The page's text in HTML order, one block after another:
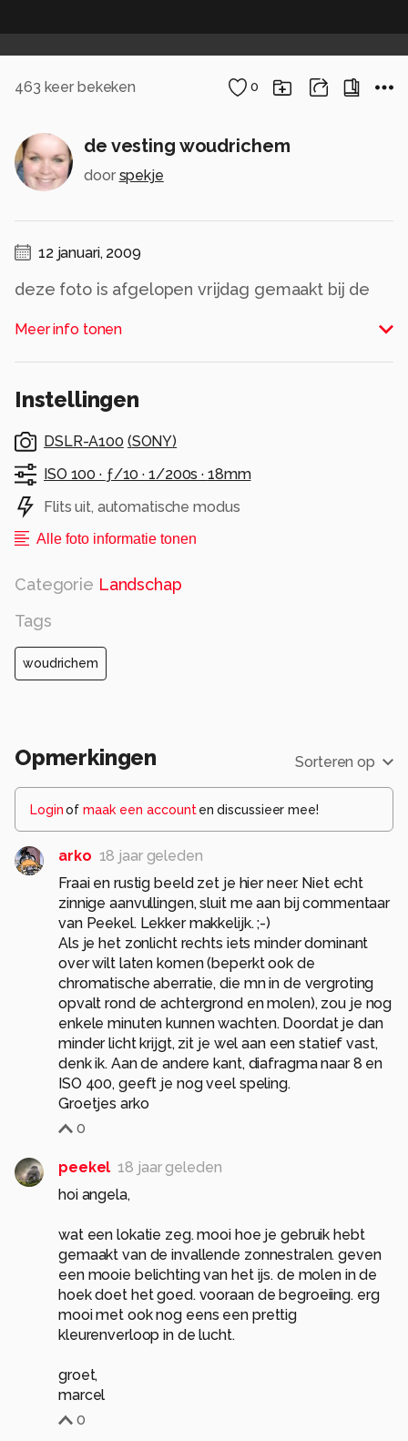
463 keer bekeken 0
de vesting woudrichem
door spekje
12 januari, 2009
deze foto is afgelopen vrijdag gemaakt bij de
Meer info tonen
Instellingen
DSLR-A100 (SONY)
ISO 100 · ƒ/10 · 1/200s · 18mm
Flits uit, automatische modus
Alle foto informatie tonen
Categorie Landschap
Tags
woudrichem
Opmerkingen Sorteren op
Loginof maak een account en discussieer mee!
arko 18 jaar geleden
Fraai en rustig beeld zet je hier neer. Niet echt
zinnige aanvullingen, sluit me aan bij commentaar
van Peekel. Lekker makkelijk. ;-)
Als je het zonlicht rechts iets minder dominant
over wilt laten komen (beperkt ook de
chromatische aberratie, die mn in de vergroting
opvalt rond de achtergrond en molen), zou je nog
enkele minuten kunnen wachten. Doordat je dan
minder licht krijgt, zit je wel aan een statief vast,
denk ik. Aan de andere kant, diafragma naar 8 en
ISO 400, geeft je nog veel speling.
Groetjes arko
0
peekel 18 jaar geleden
hoi angela,
wat een lokatie zeg. mooi hoe je gebruik hebt
gemaakt van de invallende zonnestralen. geven
een mooie belichting van het ijs. de molen in de
hoek doet het goed. vooraan de begroeiing. erg
mooi met ook nog eens een prettig
kleurenverloop in de lucht.
groet,
marcel
0